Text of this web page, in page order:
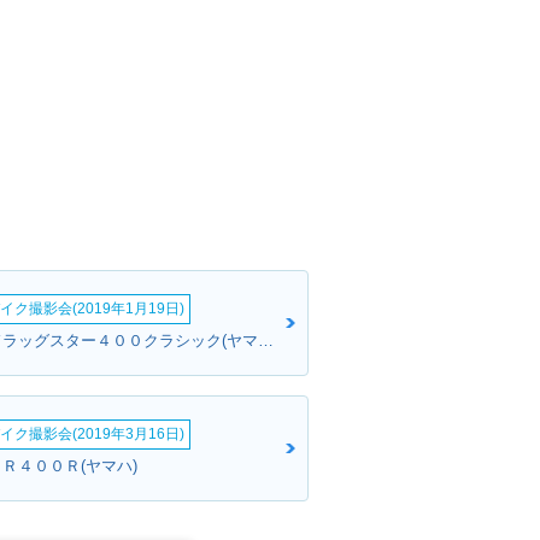
ク撮影会(2019年1月19日)
さとささん:ドラッグスター４００クラシック(ヤマハ)
ク撮影会(2019年3月16日)
４００Ｒ(ヤマハ)